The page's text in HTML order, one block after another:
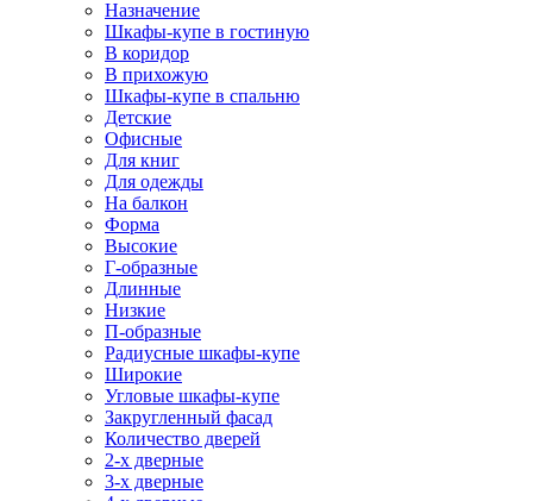
Назначение
Шкафы-купе в гостиную
В коридор
В прихожую
Шкафы-купе в спальню
Детские
Офисные
Для книг
Для одежды
На балкон
Форма
Высокие
Г-образные
Длинные
Низкие
П-образные
Радиусные шкафы-купе
Широкие
Угловые шкафы-купе
Закругленный фасад
Количество дверей
2-х дверные
3-х дверные